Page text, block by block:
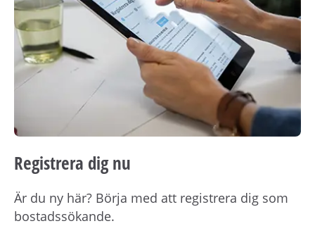
Registrera dig nu
Är du ny här? Börja med att registrera dig som
bostadssökande.